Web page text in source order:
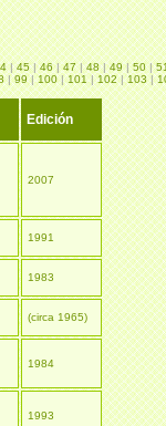
|45|46|47|48|49|50|
|99|100|101|102|103|
Edición
2007
1991
1983
(circa 1965)
1984
1993